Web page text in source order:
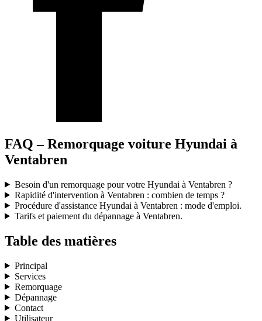
FAQ – Remorquage voiture Hyundai à
Ventabren
Besoin d'un remorquage pour votre Hyundai à Ventabren ?
Rapidité d'intervention à Ventabren : combien de temps ?
Procédure d'assistance Hyundai à Ventabren : mode d'emploi.
Tarifs et paiement du dépannage à Ventabren.
Table des matières
Principal
Services
Remorquage
Dépannage
Contact
Utilisateur